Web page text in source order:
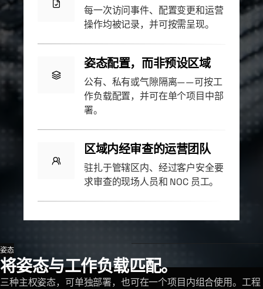
每一次访问事件、配置变更和运营
操作均被记录，并可按需呈现。
姿态配置，而非预设区域
公有、私有或气隙隔离——可按工
作负载配置，并可在单个项目中部
署。
区域内经审查的运营团队
驻扎于管辖区内、经过客户安全要
求审查的现场人员和 NOC 员工。
姿态
将姿态与工作负载匹配。
三种主权姿态，可单独部署，也可在一个项目内组合使用。工程